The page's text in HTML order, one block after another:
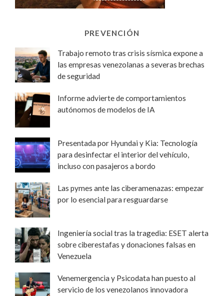
PREVENCIÓN
Trabajo remoto tras crisis sísmica expone a
las empresas venezolanas a severas brechas
de seguridad
Informe advierte de comportamientos
autónomos de modelos de IA
Presentada por Hyundai y Kia: Tecnología
para desinfectar el interior del vehículo,
incluso con pasajeros a bordo
Las pymes ante las ciberamenazas: empezar
por lo esencial para resguardarse
Ingeniería social tras la tragedia: ESET alerta
sobre ciberestafas y donaciones falsas en
Venezuela
Venemergencia y Psicodata han puesto al
servicio de los venezolanos innovadora